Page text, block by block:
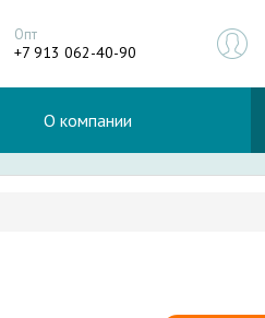
Опт
+7 913 062-40-90
О компании